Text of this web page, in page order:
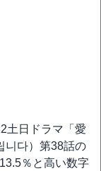
土日ドラマ「愛
니다）第38話の
％と高い数字